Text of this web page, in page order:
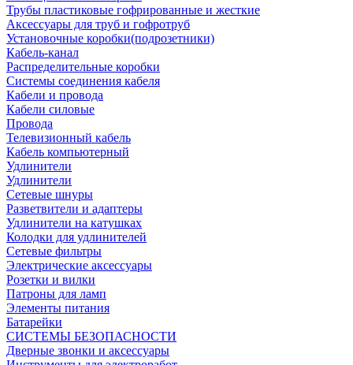
Трубы пластиковые гофрированные и жесткие
Аксессуары для труб и гофротруб
Установочные коробки(подрозетники)
Кабель-канал
Распределительные коробки
Системы соединения кабеля
Кабели и провода
Кабели силовые
Провода
Телевизионный кабель
Кабель компьютерный
Удлинители
Удлинители
Сетевые шнуры
Разветвители и адаптеры
Удлинители на катушках
Колодки для удлинителей
Сетевые фильтры
Электрические аксессуары
Розетки и вилки
Патроны для ламп
Элементы питания
Батарейки
СИСТЕМЫ БЕЗОПАСНОСТИ
Дверные звонки и аксессуары